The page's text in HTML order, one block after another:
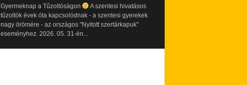
Gyermeknap a Tűzoltóságon
A szentesi hivatásos
tűzoltók évek óta kapcsolódnak - a szentesi gyerekek
nagy örömére - az országos "Nyitott szertárkapuk"
eseményhez. 2026. 05. 31-én...